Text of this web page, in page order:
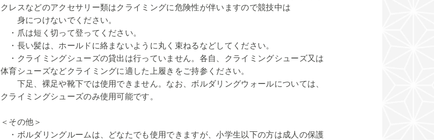
クレスなどのアクセサリー類はクライミングに危険性が伴いますので競技中は
身につけないでください。
・爪は短く切って登ってください。
・長い髪は、ホールドに絡まないように丸く束ねるなどしてください。
・クライミングシューズの貸出は行っていません。各自、クライミングシューズ又は
体育シューズなどクライミングに適した上履きをご持参ください。
下足、裸足や靴下では使用できません。なお、ボルダリングウォールについては、
クライミングシューズのみ使用可能です。
＜その他＞
・ボルダリングルームは、どなたでも使用できますが、小学生以下の方は成人の保護